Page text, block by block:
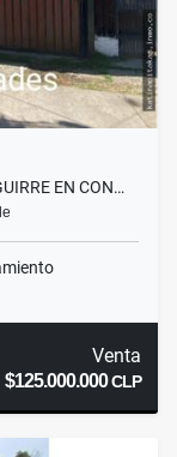
EN CON…
Venta
$125.000.000CLP